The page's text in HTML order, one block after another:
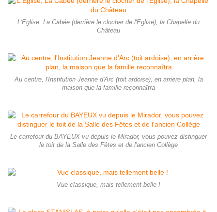
L'Eglise, La Cabée (derrière le clocher de l'Eglise), la Chapelle du
Château
Au centre, l'Institution Jeanne d'Arc (toit ardoise), en arrière plan, la
maison que la famille reconnaîtra
Le carrefour du BAYEUX vu depuis le Mirador, vous pouvez distinguer
le toit de la Salle des Fêtes et de l'ancien Collège
Vue classique, mais tellement belle !